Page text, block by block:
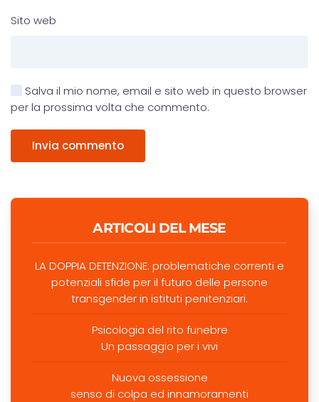
Sito web
Salva il mio nome, email e sito web in questo browser
per la prossima volta che commento.
Invia commento
ARTICOLI DEL MESE
LA DOPPIA DETENZIONE: problematiche correnti e
potenziali sfide per il futuro delle persone
transgender in istituti penitenziari.
Psicologia del rito funebre
Un passaggio per i vivi
Nuova ossessione
senso di colpa ed innamoramenti